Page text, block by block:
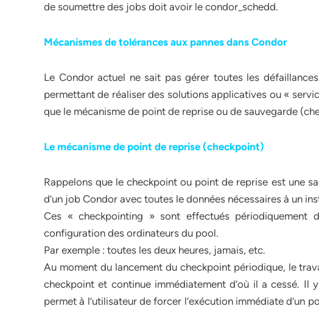
de soumettre des jobs doit avoir le condor_schedd.
Mécanismes de tolérances aux pannes dans Condor
Le Condor actuel ne sait pas gérer toutes les
permettant de réaliser des solutions applicatives ou «
que le mécanisme de point de reprise ou de sauvegarde
Le mécanisme de point de reprise (checkpoint)
Rappelons que le checkpoint ou point de reprise est une
d’un job Condor avec toutes le données nécessaires à un
Ces « checkpointing » sont effectués périodiquement
configuration des ordinateurs du pool.
Par exemple : toutes les deux heures, jamais, etc.
Au moment du lancement du checkpoint périodique, le
checkpoint et continue immédiatement d’où il a cessé. Il
permet à l’utilisateur de forcer l’exécution immédiate d’un